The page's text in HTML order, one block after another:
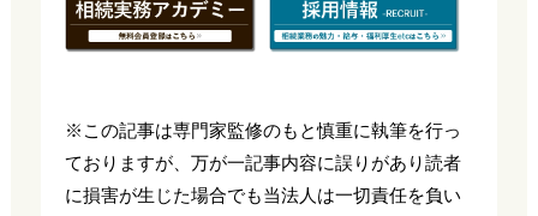
※この記事は専門家監修のもと慎重に執筆を行っ
ておりますが、万が一記事内容に誤りがあり読者
に損害が生じた場合でも当法人は一切責任を負い